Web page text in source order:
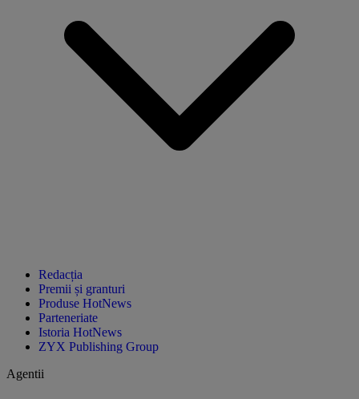
Redacția
Premii și granturi
Produse HotNews
Parteneriate
Istoria HotNews
ZYX Publishing Group
Agentii